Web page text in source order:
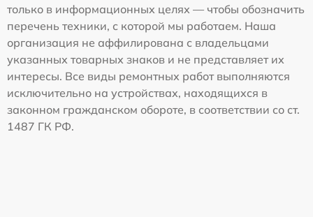
только в информационных целях — чтобы обозначить
перечень техники, с которой мы работаем. Наша
организация не аффилирована с владельцами
указанных товарных знаков и не представляет их
интересы. Все виды ремонтных работ выполняются
исключительно на устройствах, находящихся в
законном гражданском обороте, в соответствии со ст.
1487 ГК РФ.